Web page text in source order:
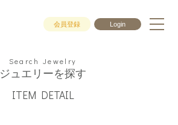
会員登録 Login
Search Jewelry
ジュエリーを探す
ITEM DETAIL